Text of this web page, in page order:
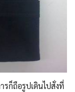
รก็ถือรูปเดินไปสั่งที่